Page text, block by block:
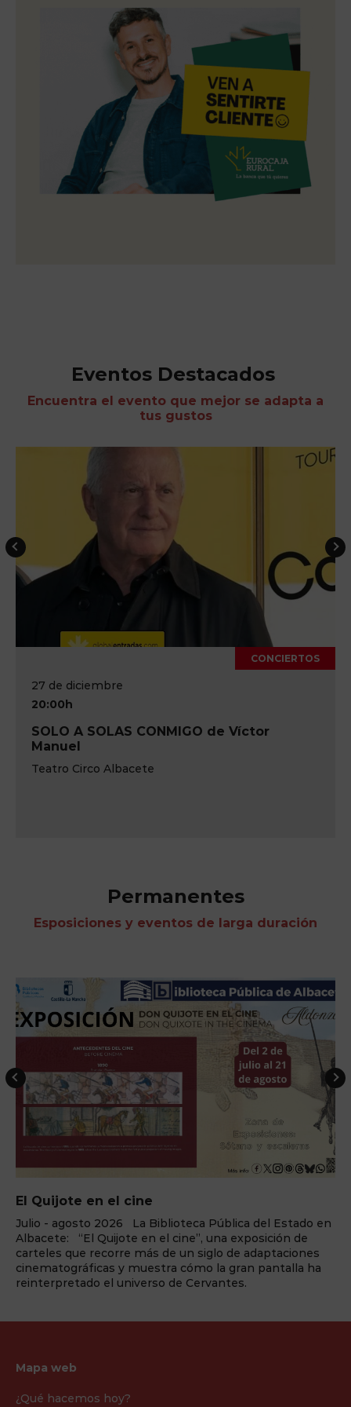
Eventos Destacados
Encuentra el evento que mejor se adapta a
tus gustos
27 de diciembre
20:00h
SOLO A SOLAS CONMIGO de Víctor
Manuel
Teatro Circo Albacete
CONCIERTOS
Permanentes
Esposiciones y eventos de larga duración
El Quijote en el cine
Julio - agosto 2026 La Biblioteca Pública del Estado en
Albacete: “El Quijote en el cine”, una exposición de
carteles que recorre más de un siglo de adaptaciones
cinematográficas y muestra cómo la gran pantalla ha
reinterpretado el universo de Cervantes.
Mapa web
¿Qué hacemos hoy?